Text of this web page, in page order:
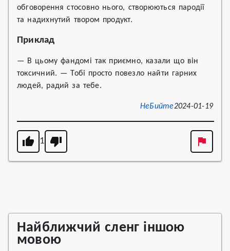
обговорення стосовно нього, створюються пародії
та надихнутий твором продукт.
Приклад
— В цьому фандомі так приємно, казали що він
токсичний. — Тобі просто повезло найти гарних
людей, радий за тебе.
НеБийте2024-01-19
1
Найближчий сленг іншою
мовою